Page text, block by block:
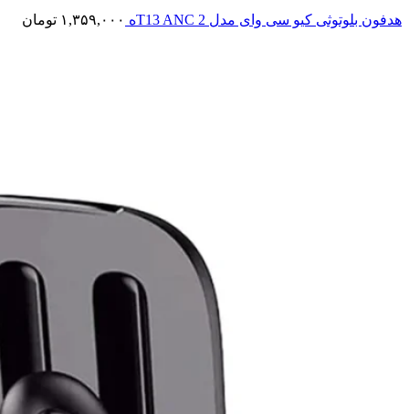
هدفون بلوتوثی کیو سی وای مدل T13 ANC 2ه ۱,۳۵۹,۰۰۰ تومان